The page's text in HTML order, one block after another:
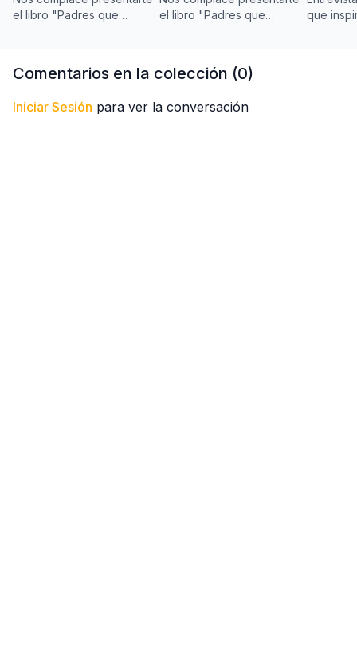
https://alcancedigital.com/pages/dr-sergio-lan-360
el libro "Padres que
Florecen".
el libro "Padres que
Florecen".
que
Sergio
Comentarios en la colección (0)
Iniciar Sesión para ver la conversación